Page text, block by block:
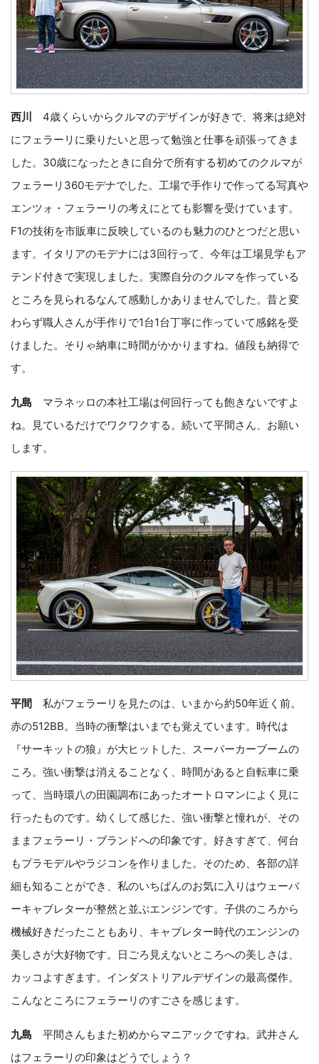
西川
4歳くらいからクルマのデザインが好きで、将来は絶対
にフェラーリに乗りたいと思って勉強と仕事を頑張ってきま
した。30歳になったときに自分で所有する初めてのクルマが
フェラーリ360モデナでした。工場で手作りで作ってる写真や
エンツォ・フェラーリの考えにとても影響を受けています。
F1の技術を市販車に反映しているのも魅力のひとつだと思い
ます。イタリアのモデナには3回行って、今年は工場見学もア
テンド付きで実現しました。実際自分のクルマを作っている
ところを見られるなんて感動しかありませんでした。昔と変
わらず職人さんが手作りで1台1台丁寧に作っていて感銘を受
けました。そりゃ納車に時間がかかりますね。値段も納得で
す。
九島 マラネッロの本社工場は何回行っても飽きないですよ
ね。見ているだけでワクワクする。続いて平間さん、お願い
します。
平間 私がフェラーリを見たのは、いまから約50年近く前。
赤の512BB。当時の衝撃はいまでも覚えています。時代は
『サーキットの狼』が大ヒットした、スーパーカーブームの
ころ。強い衝撃は消えることなく、時間があると自転車に乗
って、当時環八の田園調布にあったオートロマンによく見に
行ったものです。幼くして感じた、強い衝撃と憧れが、その
ままフェラーリ・ブランドへの印象です。好きすぎて、何台
もプラモデルやラジコンを作りました。そのため、各部の詳
細も知ることができ、私のいちばんのお気に入りはウェーバ
ーキャブレターが整然と並ぶエンジンです。子供のころから
機械好きだったこともあり、キャブレター時代のエンジンの
美しさが大好物です。日ごろ見えないところへの美しさは、
カッコよすぎます。インダストリアルデザインの最高傑作。
こんなところにフェラーリのすごさを感じます。
九島 平間さんもまた初めからマニアックですね。武井さん
はフェラーリの印象はどうでしょう？